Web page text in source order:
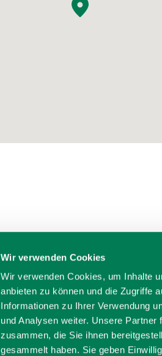
Wir verwenden Cookies
Wir verwenden Cookies, um Inhalte
anbieten zu können und die Zugriffe
Informationen zu Ihrer Verwendung
und Analysen weiter. Unsere
zusammen, die Sie ihnen
gesammelt haben. Sie geben